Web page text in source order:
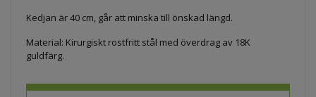
Kedjan är 40 cm, går att minska till önskad längd.
Material: Kirurgiskt rostfritt stål med överdrag av 18K
guldfärg.